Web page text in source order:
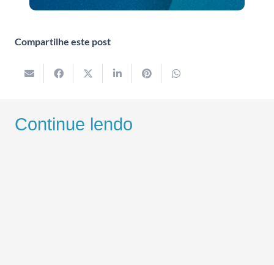
Compartilhe este post
Continue lendo